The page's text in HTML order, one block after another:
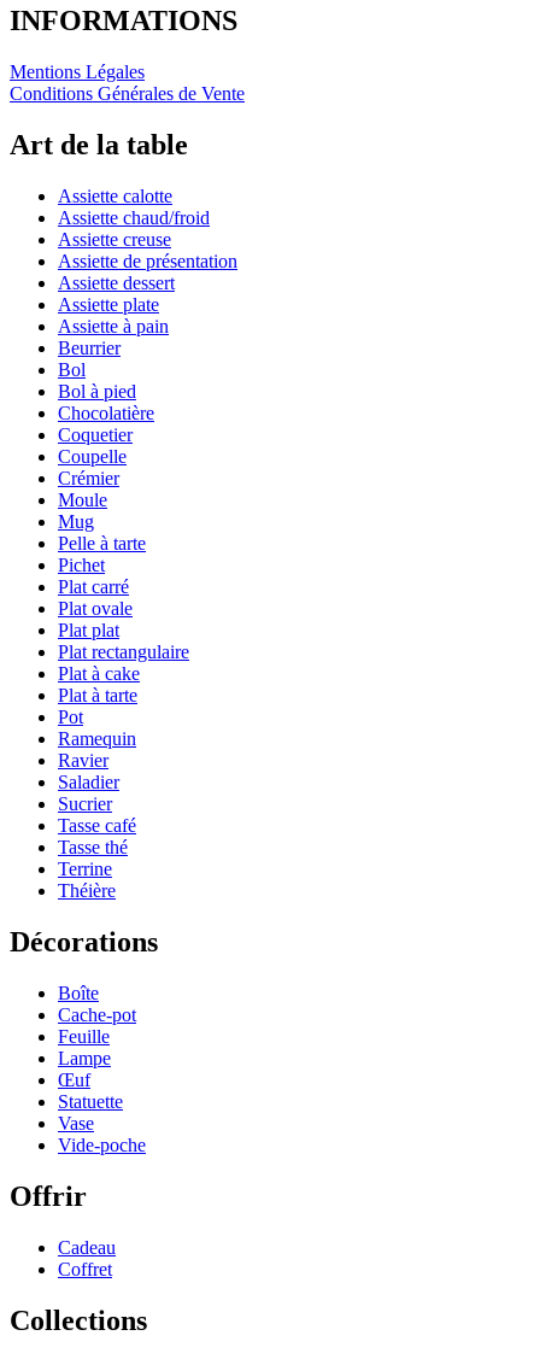
INFORMATIONS
Mentions Légales
Conditions Générales de Vente
Art de la table
Assiette calotte
Assiette chaud/froid
Assiette creuse
Assiette de présentation
Assiette dessert
Assiette plate
Assiette à pain
Beurrier
Bol
Bol à pied
Chocolatière
Coquetier
Coupelle
Crémier
Moule
Mug
Pelle à tarte
Pichet
Plat carré
Plat ovale
Plat plat
Plat rectangulaire
Plat à cake
Plat à tarte
Pot
Ramequin
Ravier
Saladier
Sucrier
Tasse café
Tasse thé
Terrine
Théière
Décorations
Boîte
Cache-pot
Feuille
Lampe
Œuf
Statuette
Vase
Vide-poche
Offrir
Cadeau
Coffret
Collections